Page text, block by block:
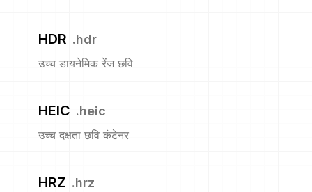
HDR .hdr
उच्च डायनेमिक रेंज छवि
HEIC .heic
उच्च दक्षता छवि कंटेनर
HRZ .hrz